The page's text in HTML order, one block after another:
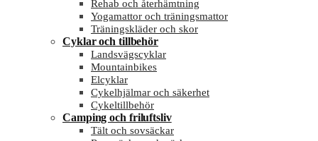
Rehab och återhämtning
Yogamattor och träningsmattor
Träningskläder och skor
Cyklar och tillbehör
Landsvägscyklar
Mountainbikes
Elcyklar
Cykelhjälmar och säkerhet
Cykeltillbehör
Camping och friluftsliv
Tält och sovsäckar